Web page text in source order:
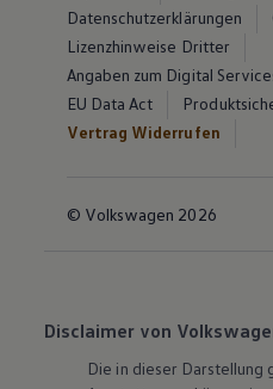
Datenschutzerklärungen
Lizenzhinweise Dritter
Angaben zum Digital
EU Data Act
Vertrag Widerrufen
© Volkswagen 2026
Disclaimer von
Die in dieser Darstellung